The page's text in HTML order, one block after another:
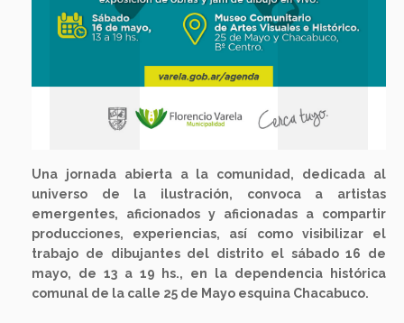
Una jornada abierta a la comunidad, dedicada al
universo de la ilustración, convoca a artistas
emergentes, aficionados y aficionadas a compartir
producciones, experiencias, así como visibilizar el
trabajo de dibujantes del distrito el sábado 16 de
mayo, de 13 a 19 hs., en la dependencia histórica
comunal de la calle 25 de Mayo esquina Chacabuco.